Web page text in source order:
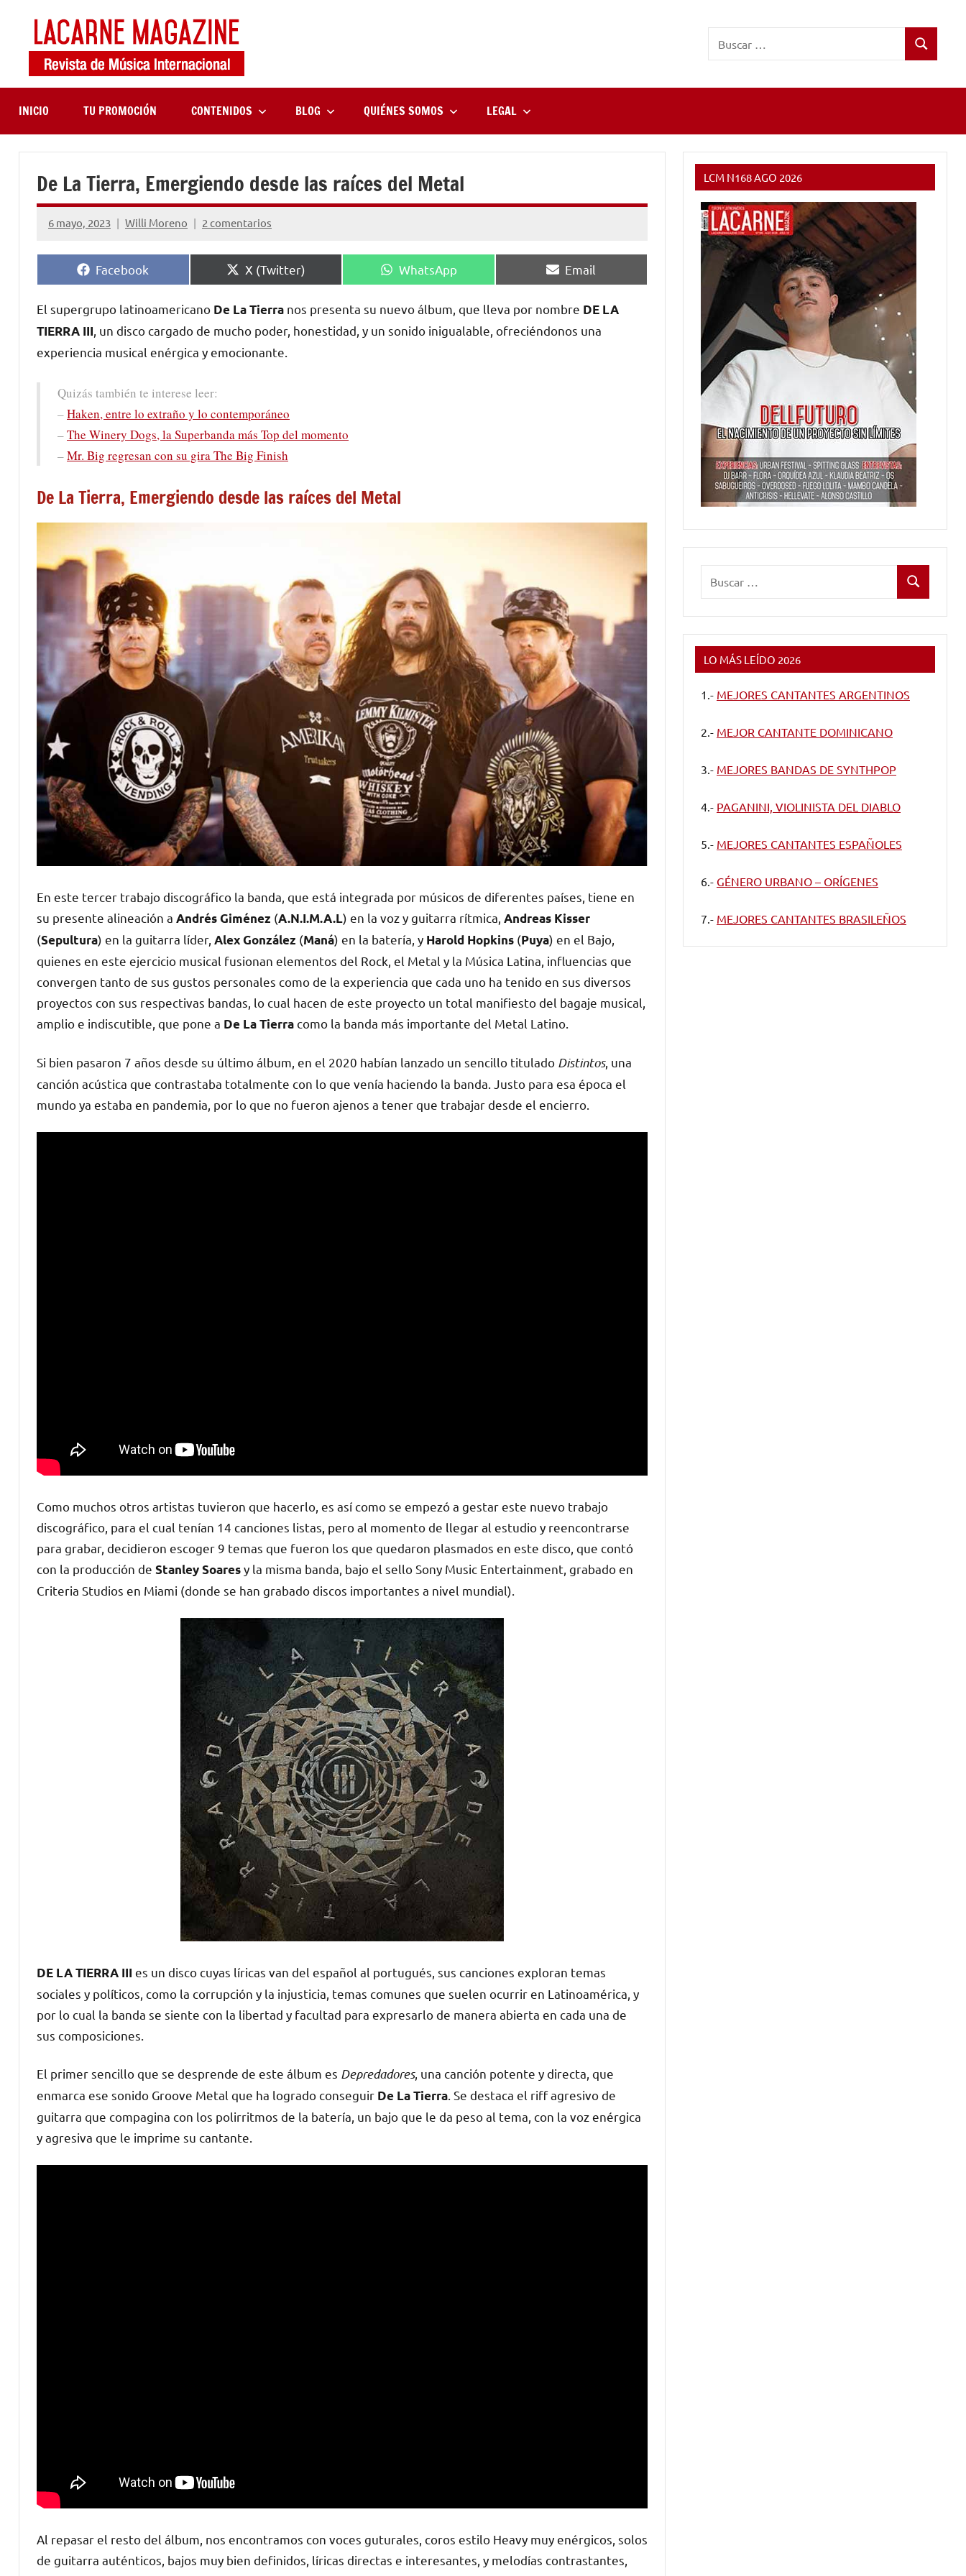
contenido
Magazine
música
internacional
Buscar
INICIO TU PROMOCIÓN CONTENIDOS BLOG QUIÉNES SOMOS LEGAL
De La Tierra, Emergiendo desde las raíces del Metal
6 mayo, 2023 Willi Moreno 2 comentarios
Compartir
en
Facebook
Compartir
en
X (Twitter)
Compartir
en
WhatsApp
Compartir
en
Email
El supergrupo latinoamericano De La Tierra nos presenta su nuevo álbum, que lleva por nombre DE LA
TIERRA III , un disco cargado de mucho poder, honestidad, y un sonido inigualable, ofreciéndonos una
experiencia musical enérgica y emocionante.
Quizás también te interese leer:
–Haken, entre lo extraño y lo contemporáneo
–The Winery Dogs, la Superbanda más Top del momento
–Mr. Big regresan con su gira The Big Finish
De La Tierra, Emergiendo desde las raíces del Metal
En este tercer trabajo discográfico la banda, que está integrada por músicos de diferentes países, tiene en
su presente alineación a Andrés Giménez (A.N.I.M.A.L) en la voz y guitarra rítmica, Andreas Kisser
(Sepultura) en la guitarra líder, Alex González (Maná) en la batería, y Harold Hopkins (Puya) en el Bajo,
quienes en este ejercicio musical fusionan elementos del Rock, el Metal y la Música Latina, influencias que
convergen tanto de sus gustos personales como de la experiencia que cada uno ha tenido en sus diversos
proyectos con sus respectivas bandas, lo cual hacen de este proyecto un total manifiesto del bagaje musical,
amplio e indiscutible, que pone a De La Tierracomo la banda más importante del Metal Latino.
Si bien pasaron 7 años desde su último álbum, en el 2020 habían lanzado un sencillo titulado Distintos, una
canción acústica que contrastaba totalmente con lo que venía haciendo la banda. Justo para esa época el
mundo ya estaba en pandemia, por lo que no fueron ajenos a tener que trabajar desde el encierro.
Como muchos otros artistas tuvieron que hacerlo, es así como se empezó a gestar este nuevo trabajo
discográfico, para el cual tenían 14 canciones listas, pero al momento de llegar al estudio y reencontrarse
para grabar, decidieron escoger 9 temas que fueron los que quedaron plasmados en este disco, que contó
con la producción de Stanley Soaresy la misma banda, bajo el sello Sony Music Entertainment, grabado en
Criteria Studios en Miami (donde se han grabado discos importantes a nivel mundial).
DE LA TIERRA III es un disco cuyas líricas van del español al portugués, sus canciones exploran temas
sociales y políticos, como la corrupción y la injusticia, temas comunes que suelen ocurrir en Latinoamérica, y
por lo cual la banda se siente con la libertad y facultad para expresarlo de manera abierta en cada una de
sus composiciones.
El primer sencillo que se desprende de este álbum es Depredadores, una canción potente y directa, que
enmarca ese sonido Groove Metal que ha logrado conseguir De La Tierra . Se destaca el riff agresivo de
guitarra que compagina con los polirritmos de la batería, un bajo que le da peso al tema, con la voz enérgica
y agresiva que le imprime su cantante.
Al repasar el resto del álbum, nos encontramos con voces guturales, coros estilo Heavy muy enérgicos, solos
de guitarra auténticos, bajos muy bien definidos, líricas directas e interesantes, y melodías contrastantes,
LCM N168 AGO 2026
Buscar
LO MÁS LEÍDO 2026
1.- MEJORES CANTANTES ARGENTINOS
2.- MEJOR CANTANTE DOMINICANO
3.- MEJORES BANDAS DE SYNTHPOP
4.- PAGANINI, VIOLINISTA DEL DIABLO
5.- MEJORES CANTANTES ESPAÑOLES
6.- GÉNERO URBANO – ORÍGENES
7.- MEJORES CANTANTES BRASILEÑOS